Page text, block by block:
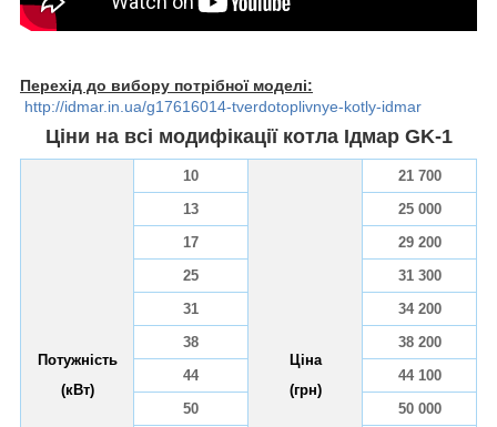
Перехід до вибору потрібної моделі:
http://idmar.in.ua/g17616014-tverdotoplivnye-kotly-idmar
Ціни на всі модифікації котла Ідмар GK-1
Потужність
(кВт)
10
Ціна
(грн)
21 700
13
25 000
17
29 200
25
31 300
31
34 200
38
38 200
44
44 100
50
50 000